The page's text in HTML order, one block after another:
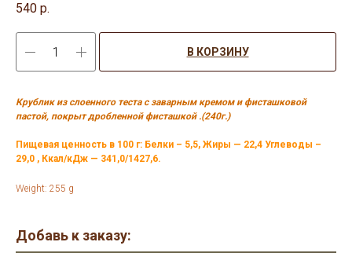
540 р.
В КОРЗИНУ
Крублик из слоенного теста с заварным кремом и фисташковой
пастой, покрыт дробленной фисташкой .(240г.)
Пищевая ценность в 100 г: Белки – 5,5, Жиры — 22,4 Углеводы –
29,0 , Ккал/кДж — 341,0/1427,6.
Weight: 255 g
Добавь к заказу: